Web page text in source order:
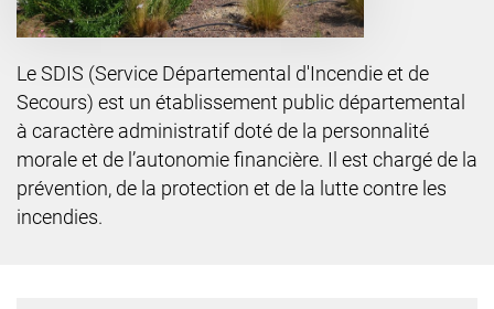
Le SDIS (Service Départemental d'Incendie et de
Secours) est un établissement public départemental
à caractère administratif doté de la personnalité
morale et de l’autonomie financière. Il est chargé de la
prévention, de la protection et de la lutte contre les
incendies.